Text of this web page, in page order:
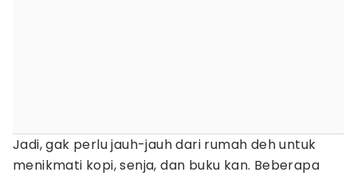
Jadi, gak perlu jauh-jauh dari rumah deh untuk
menikmati kopi, senja, dan buku kan. Beberapa